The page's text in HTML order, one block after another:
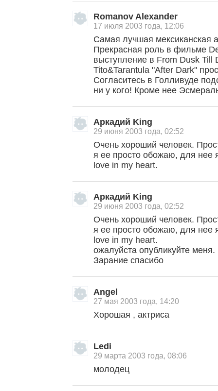
Romanov Alexander
17 июля 2003 года, 12:06
Самая лучшая мексиканская
Прекрасная роль в фильме
выступление в From Dusk Till
Tito&Tarantula "After Dark"
Согласитесь в Голливуде
ни у кого! Кроме нее
Аркадий King
29 июня 2003 года, 02:52
Очень хороший человек.
я ее просто обожаю, для нее
love in my heart.
Аркадий King
29 июня 2003 года, 02:52
Очень хороший человек.
я ее просто обожаю, для нее
love in my heart.
ожалуйста опубликуйте меня.
Зарание спасибо
Angel
27 мая 2003 года, 14:20
Хорошая , актриса
Ledi
29 марта 2003 года, 08:06
молодец
, поделитесь своим мнением
Малосодержательные и грубые отзывы нещадно